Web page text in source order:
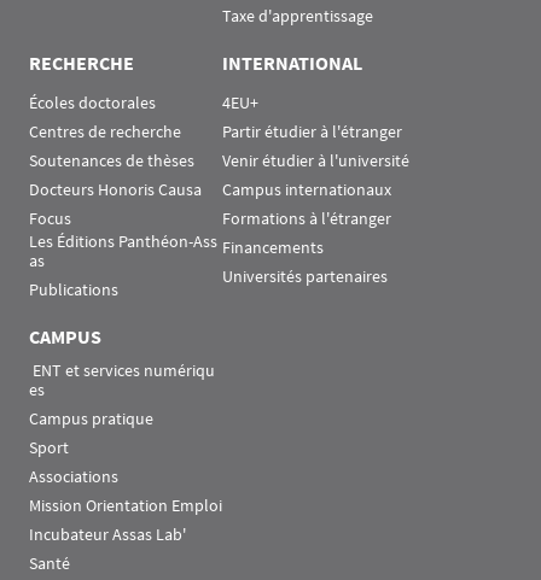
Taxe d'apprentissage
RECHERCHE
Écoles doctorales
Centres de recherche
Soutenances de thèses
Docteurs Honoris Causa
Focus
Les Éditions Panthéon-Ass
as
Publications
INTERNATIONAL
4EU+
Partir étudier à l'étranger
Venir étudier à l'université
Campus internationaux
Formations à l'étranger
Financements
Universités partenaires
CAMPUS
es
Campus pratique
Sport
Associations
Mission Orientation Emploi
Incubateur Assas Lab'
Santé